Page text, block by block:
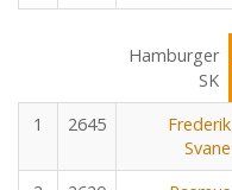
Hamburger
SK
1 2645
Frederik
Svane